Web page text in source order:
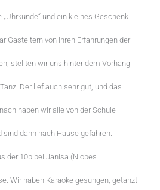
und ein kleines Geschenk
Gasteltern von ihren Erfahrungen der
stellten wir uns hinter dem Vorhang
Der lief auch sehr gut, und das
haben wir alle von der Schule
dann nach Hause gefahren.
der 10b bei Janisa (Niobes
Wir haben Karaoke gesungen, getanzt